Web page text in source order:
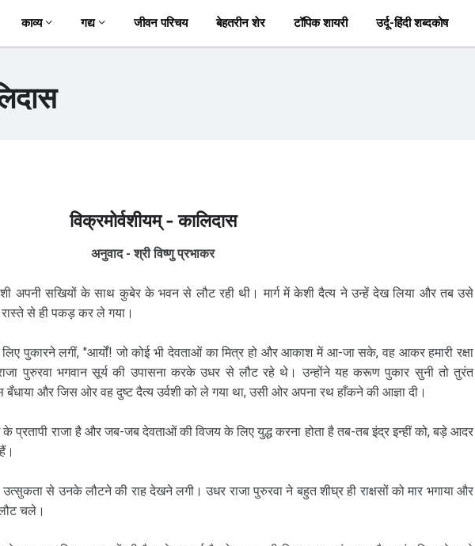
काव्य गद्य जीवन परिचय बेहतरीन शेर टॉपिक शायरी उर्दू-हिंदी शब्दकोष
विक्रमोर्वशीयम् - कालिदास
अनुवाद - श्री विष्णु प्रभाकर
अपनी सखियों के साथ कुबेर के भवन से लौट रही थी। मार्ग में केशी दैत्य ने उन्हें देख लिया और तब उसे
से ही पकड़ कर ले गया।
पुकारने लगीं, "आर्यों! जो कोई भी देवताओं का मित्र हो और आकाश में आ-जा सके, वह आकर हमारी रक्षा
पुरुरवा भगवान सूर्य की उपासना करके उधर से लौट रहे थे। उन्होंने यह करूण पुकार सुनी तो तुरंत
और जिस ओर वह दुष्ट दैत्य उर्वशी को ले गया था, उसी ओर अपना रथ हाँकने की आज्ञा दी।
के प्रतापी राजा है और जब-जब देवताओं की विजय के लिए युद्ध करना होता है तब-तब इंद्र इन्हीं को, बड़े आदर
से उनके लौटने की राह देखने लगी। उधर राजा पुरुरवा ने बहुत शीघ्र ही राक्षसों को मार भगाया और
चले।